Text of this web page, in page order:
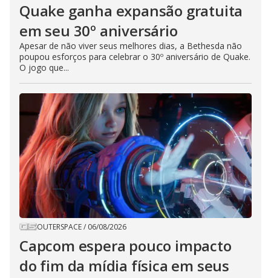
Quake ganha expansão gratuita
em seu 30º aniversário
Apesar de não viver seus melhores dias, a Bethesda não
poupou esforços para celebrar o 30º aniversário de Quake.
O jogo que...
OUTERSPACE/ 06/08/2026
Capcom espera pouco impacto
do fim da mídia física em seus